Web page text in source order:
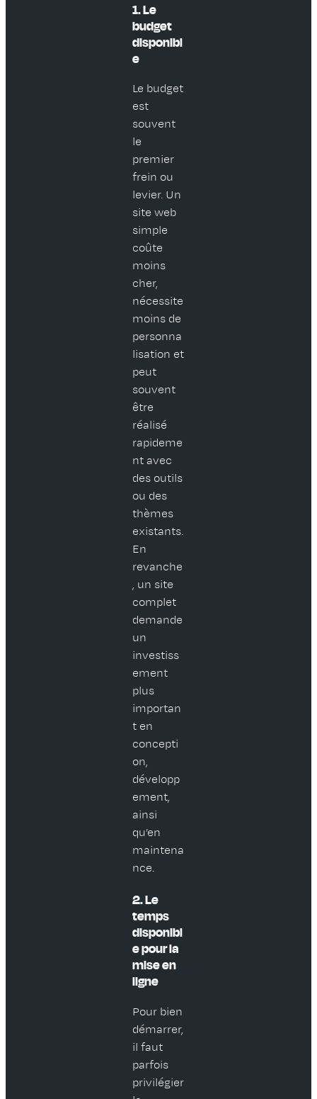
1. Le
budget
disponibl
e
Le budget
est
souvent
le
premier
frein ou
levier. Un
site web
simple
coûte
moins
cher,
nécessite
moins de
personna
lisation et
peut
souvent
être
réalisé
rapideme
nt avec
des outils
ou des
thèmes
existants.
En
revanche
, un site
complet
demande
un
investiss
ement
plus
importan
t en
concepti
on,
développ
ement,
ainsi
qu’en
maintena
nce.
2. Le
temps
disponibl
e pour la
mise en
ligne
Pour bien
démarrer,
il faut
parfois
privilégier